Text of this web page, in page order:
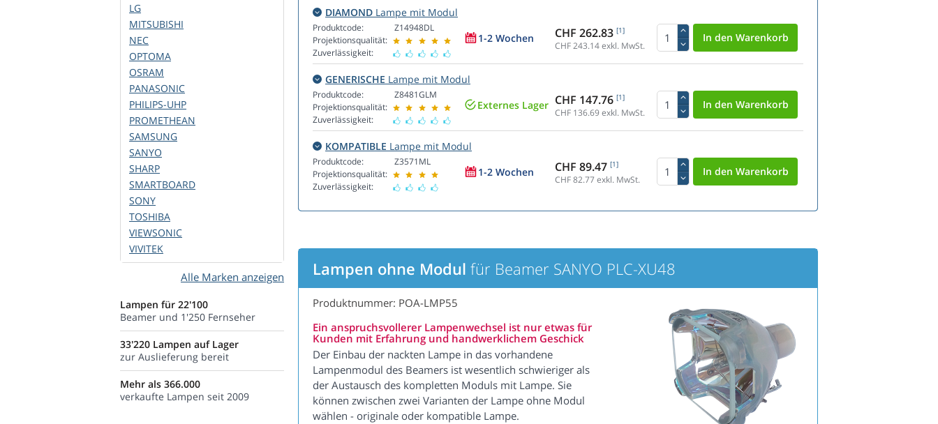
DIAMOND Lampe mit Modul
Produktcode:
Projektionsqualität:
Zuverlässigkeit:
Z14948DL
1-2 Wochen CHF 262.83 [1]
CHF 243.14exkl. MwSt.
GENERISCHE Lampe mit Modul
Produktcode:
Projektionsqualität:
Zuverlässigkeit:
Z8481GLM
Externes Lager CHF 147.76 [1]
CHF 136.69exkl. MwSt.
KOMPATIBLE Lampe mit Modul
Produktcode:
Projektionsqualität:
Zuverlässigkeit:
Z3571ML
1-2 Wochen CHF 89.47 [1]
CHF 82.77 exkl. MwSt.
Lampen ohne Modul für Beamer SANYO PLC-XU48
Produktnummer: POA-LMP55
Ein anspruchsvollerer Lampenwechsel ist nur etwas für
Kunden mit Erfahrung und handwerklichem Geschick
Der Einbau der nackten Lampe in das vorhandene
Lampenmodul des Beamers ist wesentlich schwieriger als
der Austausch des kompletten Moduls mit Lampe. Sie
können zwischen zwei Varianten der Lampe ohne Modul
wählen - originale oder kompatible Lampe.
LG
MITSUBISHI
NEC
OPTOMA
OSRAM
PANASONIC
PHILIPS-UHP
PROMETHEAN
SAMSUNG
SANYO
SHARP
SMARTBOARD
SONY
TOSHIBA
VIEWSONIC
VIVITEK
Alle Marken anzeigen
Lampen für 22'100
Beamer und 1'250 Fernseher
33'220 Lampen auf Lager
zur Auslieferung bereit
Mehr als 366.000
verkaufte Lampen seit 2009